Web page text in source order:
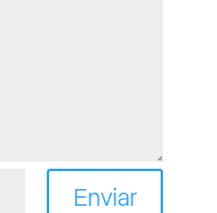
Enviar